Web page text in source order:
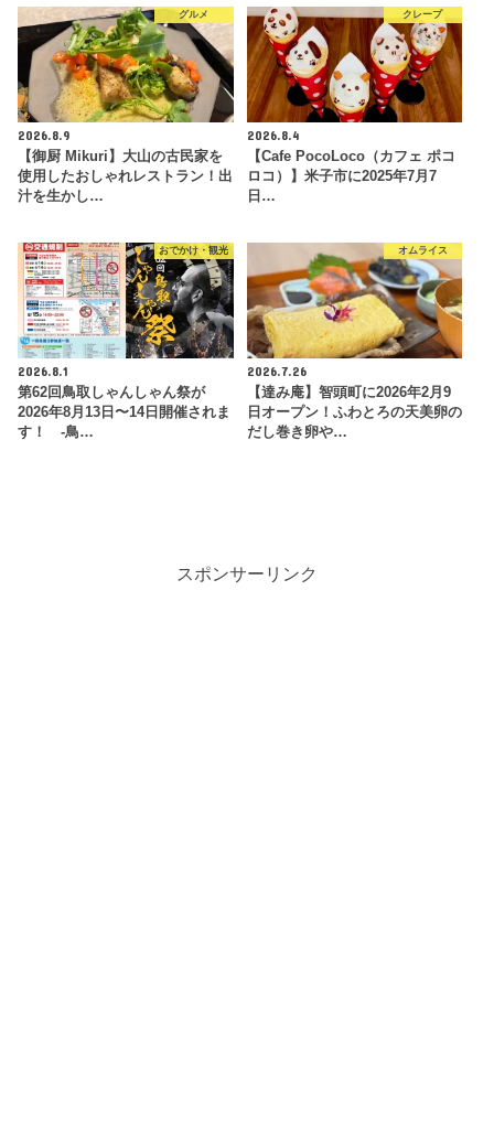
グルメ
2026.8.9
【御厨 Mikuri】大山の古民家を
使用したおしゃれレストラン！出
汁を生かし…
クレープ
2026.8.4
【Cafe PocoLoco（カフェ ポコ
ロコ）】米子市に2025年7月7
日…
おでかけ・観光
2026.8.1
第62回鳥取しゃんしゃん祭が
2026年8月13日〜14日開催されま
す！ -鳥…
オムライス
2026.7.26
【達み庵】智頭町に2026年2月9
日オープン！ふわとろの天美卵の
だし巻き卵や…
スポンサーリンク